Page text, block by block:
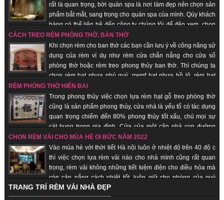
rất là quan trọng, bời quán spa là nơi làm đẹp nên chọn sản
phẩm bắt mắt, sang trọng cho quán spa của mình. Qúy khách
hàng có thể liên hệ đến công ty chúng tôi để đệp xem, chọn
sản phẩm đẹp cho quán của mình, với đội ngũ nhân viên lâu năm trong
trang trí quán spa giúp quý khách hàng tiết kiệm chi phí, được sử dụng sản
phẩm đẹp, rẻ.
CÁCH TREO RÈM PHÒNG THỜ, BÀN THỜ
Khi chọn rèm cho ban thờ các bạn cần lưu ý về công năng sử
dụng của rèm ví dụ như rèm cửa chắn nắng cho cửa sổ
phòng thờ hoặc rèm treo phong thủy ban thờ. Thì chúng ta
chọn rèm hạt nhựa phú quý, rremf hạt nhựa hồ lô, rèm hạt
gỗ... những sản phẩm mang lại sự tôn nghiêm, sang trọng, may mắn, tài lộc
đến với quý khách hàng.
RÈM PHÒNG THỜ HIỆN ĐẠI
Trong phong thủy việc chọn lựa rèm hạt gỗ treo phòng thờ
cũng là sản phẩm phong thủy, cửa nhà là yếu tố có tác dụng
quan trọng chiếm đến 80% phong thủy tốt xấu, chủ mọi sự
cát hung trong gia đình. Cửa của một căn nhà con đường
thông dẫn khí từ bên ngoài vào bên trong nhà. Chính vì vậy các loại vật
dụng đi kèm, trang trí cho cửa nhà nói chung và rèm hạt gỗ phong thủy là
những vật phẩm quan trọng giúp gia chủ hút vượng khí, tài vận, đem lại may
mắn, bình an.
CHỌN RÈM VẢI CHO MÙA HÈ OI BỨC NĂM 2022
Vào mùa hè với thời tiết Hà nội luôn ở nhiệt độ trên 40 độ c
thì việc chọn lựa rèm vải nào cho nhà mình cũng rất quan
trọng, rèm vải không những tiết kiệm điện cho điều hòa mà
còn cản nắng cách nhiệt tốt, luôn giữ cho phòng của quý
khách hàng luôn mát. Khi ai đó nhìn vào chiếc rèm của của một căn hộ,
người ta sẽ đánh giá được “gu” thẩm mỹ chủ nhân, nói cách khác, rèm vải
TRANG TRÍ RÈM VẢI NHÀ ĐẸP